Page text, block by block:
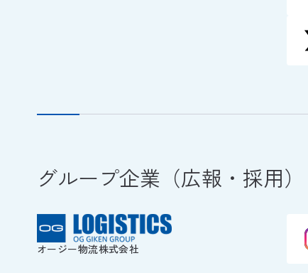
グループ企業（広報・採用）
オージー物流株式会社